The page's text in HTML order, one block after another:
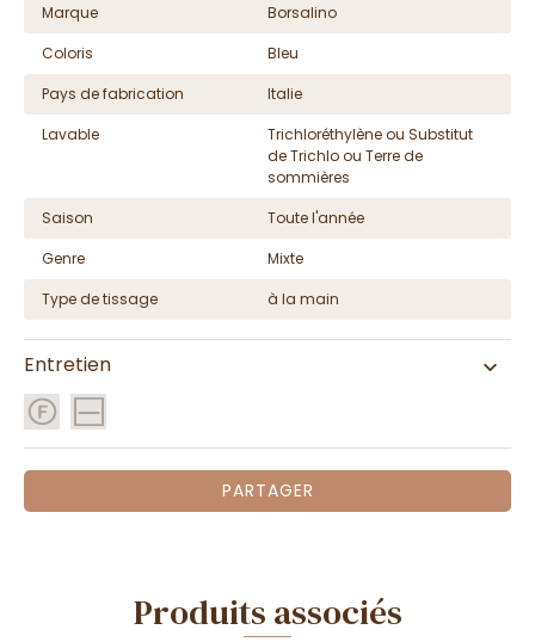
Marque
Borsalino
Coloris
Bleu
Pays de fabrication
Italie
Lavable
Trichloréthylène ou Substitut
de Trichlo ou Terre de
sommières
Saison
Toute l'année
Genre
Mixte
Type de tissage
à la main
Entretien
PARTAGER
Produits associés